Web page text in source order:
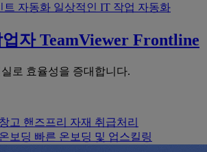
트 자동화 일상적인 IT 작업 자동화
자 TeamViewer Frontline
로 효율성을 증대합니다.
고 핸즈프리 자재 취급처리
보딩 빠른 온보딩 및 업스킬링